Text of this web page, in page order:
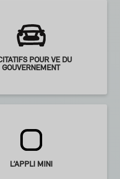
POUR VE DU
GOUVERNEMENT
L’APPLI MINI